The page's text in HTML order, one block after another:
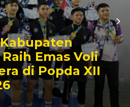
SMP
Serang